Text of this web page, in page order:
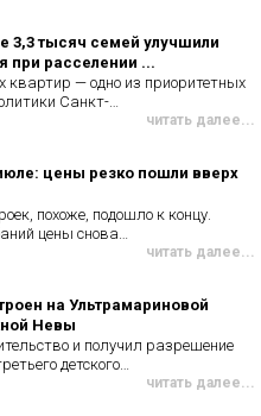
3,3 тысяч семей улучшили
при расселении ...
квартир — одно из приоритетных
Санкт-…
читать далее...
цены резко пошли вверх
похоже, подошло к концу.
цены снова…
читать далее...
на Ультрамариновой
Невы
и получил разрешение
детского…
читать далее...